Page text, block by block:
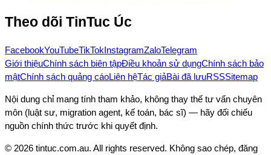
Theo dõi TinTuc Úc
FacebookYouTubeTikTokInstagramZaloTelegram
Giới thiệuChính sách biên tậpĐiều khoản sử dụngChính sách bảo
mậtChính sách quảng cáoLiên hệTác giảBài đã lưuRSSSitemap
Nội dung chỉ mang tính tham khảo, không thay thế tư vấn chuyên
môn (luật sư, migration agent, kế toán, bác sĩ) — hãy đối chiếu
nguồn chính thức trước khi quyết định.
© 2026 tintuc.com.au. All rights reserved. Không sao chép, đăng